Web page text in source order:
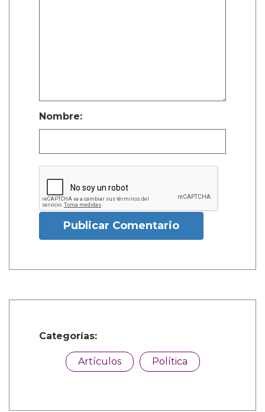
Nombre:
Publicar Comentario
Categorías:
Artículos Política